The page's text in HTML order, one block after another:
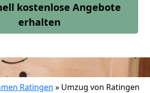
kostenlose Angebote
erhalten
Ratingen » Umzug von Ratingen